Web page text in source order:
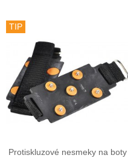
TIP
Protiskluzové nesmeky na boty